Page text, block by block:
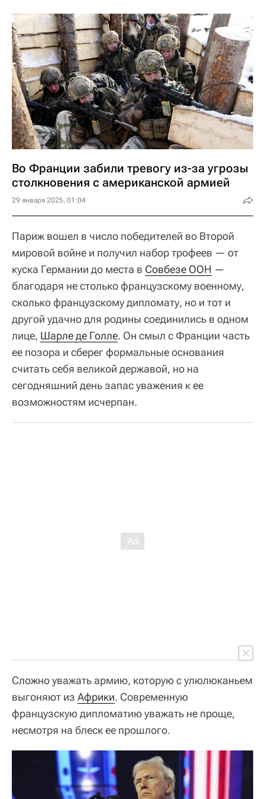
Во Франции забили тревогу из-за угрозы
столкновения с американской армией
29 января 2025, 01:04
Париж вошел в число победителей во Второй
мировой войне и получил набор трофеев — от
куска Германии до места в Совбезе ООН —
благодаря не столько французскому военному,
сколько французскому дипломату, но и тот и
другой удачно для родины соединились в одном
лице, Шарле де Голле. Он смыл с Франции часть
ее позора и сберег формальные основания
считать себя великой державой, но на
сегодняшний день запас уважения к ее
возможностям исчерпан.
Сложно уважать армию, которую с улюлюканьем
выгоняют из Африки. Современную
французскую дипломатию уважать не проще,
несмотря на блеск ее прошлого.